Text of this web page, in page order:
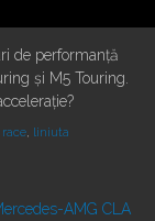
de performanță
și M5 Touring.
, liniuta
AMG CLA